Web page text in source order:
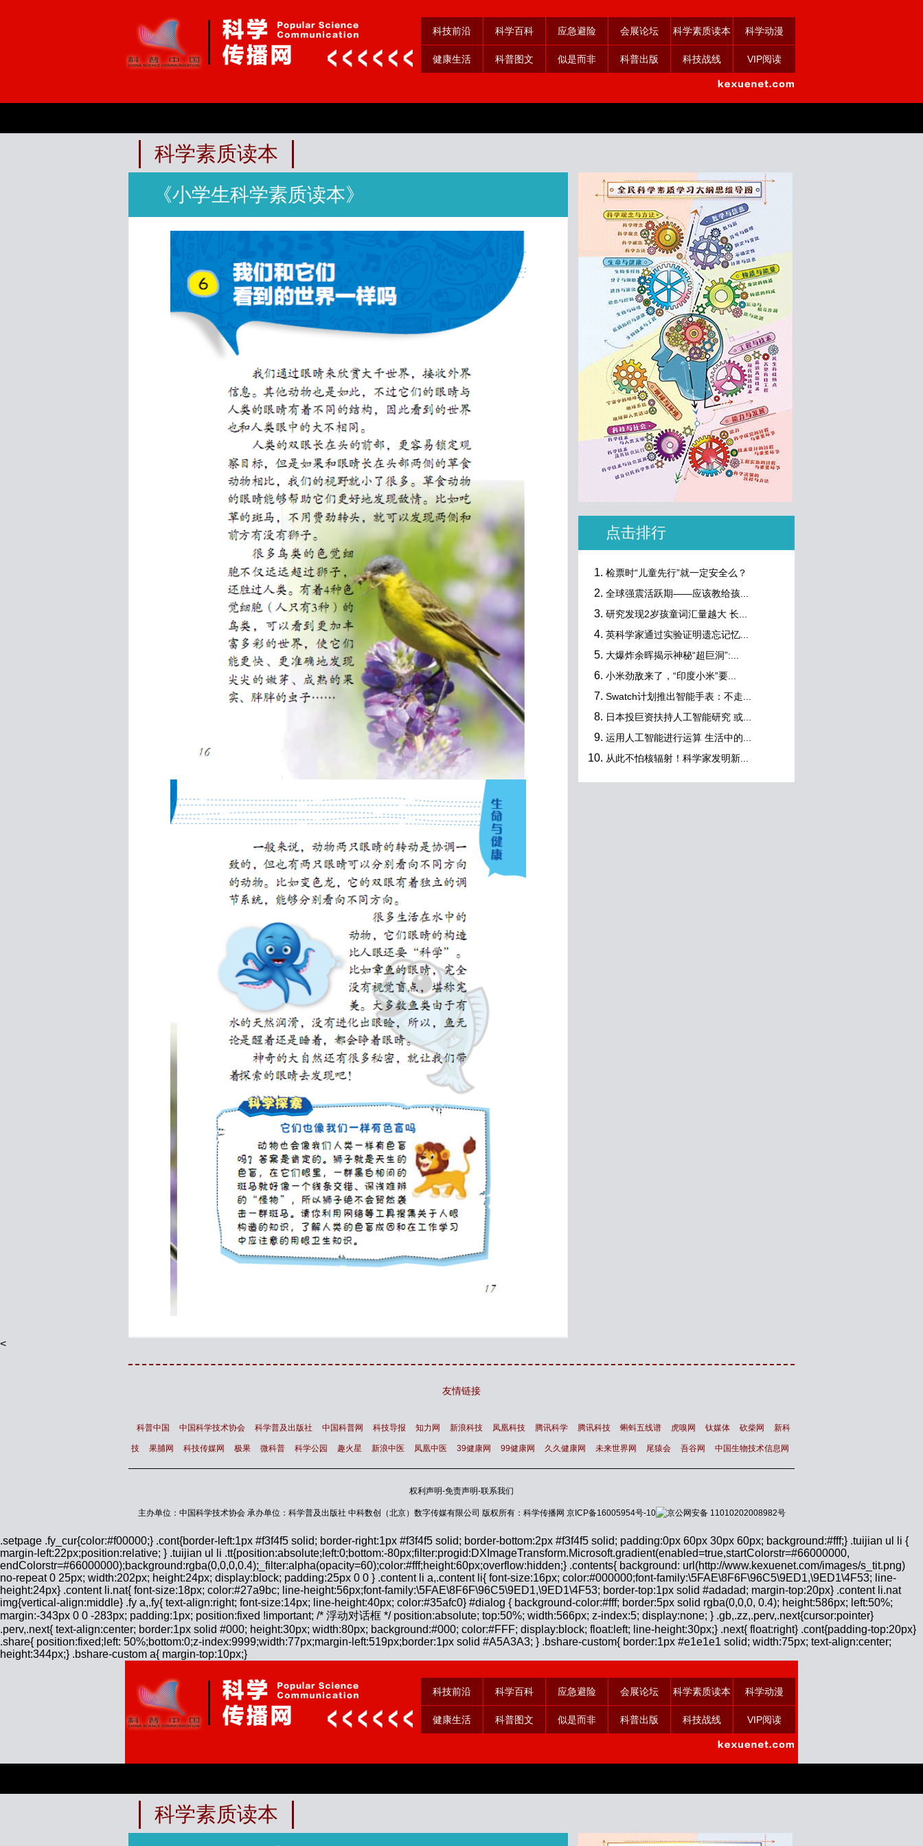
科技前沿 科学百科 应急避险 会展论坛 科学素质读本 科学动漫
健康生活 科普图文 似是而非 科普出版 科技战线 VIP阅读
科学素质读本
《小学生科学素质读本》
点击排行
检票时“儿童先行”就一定安全么？
全球强震活跃期——应该教给孩...
研究发现2岁孩童词汇量越大 长...
英科学家通过实验证明遗忘记忆...
大爆炸余晖揭示神秘“超巨洞”:...
小米劲敌来了，“印度小米”要...
Swatch计划推出智能手表：不走...
日本投巨资扶持人工智能研究 或...
运用人工智能进行运算 生活中的...
从此不怕核辐射！科学家发明新...
<
友情链接
科普中国 中国科学技术协会 科学普及出版社 中国科普网 科技导报 知力网 新浪科技 凤凰科技 腾讯科学 腾讯科技 蝌蚪五线谱 虎嗅网 钛媒体 砍柴网 新科
技 果脯网 科技传媒网 极果 微科普 科学公园 趣火星 新浪中医 凤凰中医 39健康网 99健康网 久久健康网 未来世界网 尾猿会 吾谷网 中国生物技术信息网
权利声明-免责声明-联系我们
主办单位：中国科学技术协会 承办单位：科学普及出版社 中科数创（北京）数字传媒有限公司 版权所有：科学传播网 京ICP备16005954号-10 京公网安备 11010202008982号
.setpage .fy_cur{color:#f00000;} .cont{border-left:1px #f3f4f5 solid; border-right:1px #f3f4f5 solid; border-bottom:2px #f3f4f5 solid; padding:0px 60px 30px 60px; background:#fff;} .tuijian ul li {
margin-left:22px;position:relative; } .tuijian ul li .tt{position:absolute;left:0;bottom:-80px;filter:progid:DXImageTransform.Microsoft.gradient(enabled=true,startColorstr=#66000000,
endColorstr=#66000000);background:rgba(0,0,0,0.4);_filter:alpha(opacity=60);color:#fff;height:60px;overflow:hidden;} .contents{ background: url(http://www.kexuenet.com/images/s_tit.png)
no-repeat 0 25px; width:202px; height:24px; display:block; padding:25px 0 0 } .content li a,.content li{ font-size:16px; color:#000000;font-family:\5FAE\8F6F\96C5\9ED1,\9ED1\4F53; line-
height:24px} .content li.nat{ font-size:18px; color:#27a9bc; line-height:56px;font-family:\5FAE\8F6F\96C5\9ED1,\9ED1\4F53; border-top:1px solid #adadad; margin-top:20px} .content li.nat
img{vertical-align:middle} .fy a,.fy{ text-align:right; font-size:14px; line-height:40px; color:#35afc0} #dialog { background-color:#fff; border:5px solid rgba(0,0,0, 0.4); height:586px; left:50%;
margin:-343px 0 0 -283px; padding:1px; position:fixed !important; /* 浮动对话框 */ position:absolute; top:50%; width:566px; z-index:5; display:none; } .gb,.zz,.perv,.next{cursor:pointer}
.perv,.next{ text-align:center; border:1px solid #000; height:30px; width:80px; background:#000; color:#FFF; display:block; float:left; line-height:30px;} .next{ float:right} .cont{padding-top:20px}
.share{ position:fixed;left: 50%;bottom:0;z-index:9999;width:77px;margin-left:519px;border:1px solid #A5A3A3; } .bshare-custom{ border:1px #e1e1e1 solid; width:75px; text-align:center;
height:344px;} .bshare-custom a{ margin-top:10px;}
科技前沿 科学百科 应急避险 会展论坛 科学素质读本 科学动漫
健康生活 科普图文 似是而非 科普出版 科技战线 VIP阅读
科学素质读本